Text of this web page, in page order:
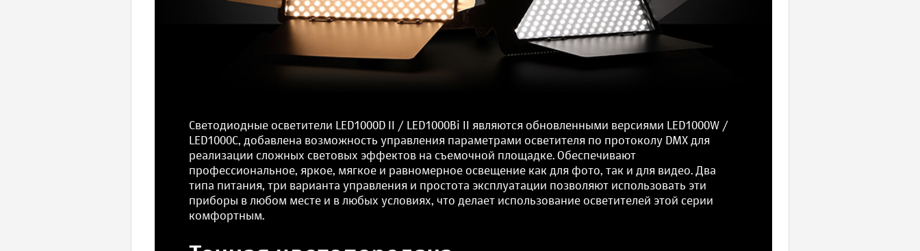
Светодиодные осветители LED1000D II / LED1000Bi II являются обновленными версиями LED1000W /
LED1000C, добавлена возможность управления параметрами осветителя по протоколу DMX для
реализации сложных световых эффектов на съемочной площадке. Обеспечивают
профессиональное, яркое, мягкое и равномерное освещение как для фото, так и для видео. Два
типа питания, три варианта управления и простота эксплуатации позволяют использовать эти
приборы в любом месте и в любых условиях, что делает использование осветителей этой серии
комфортным.